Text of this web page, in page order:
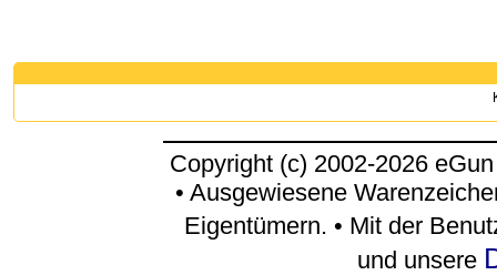
Copyright (c) 2002-2026
• Ausgewiesene
Eigentümern. • Mit der
und unsere